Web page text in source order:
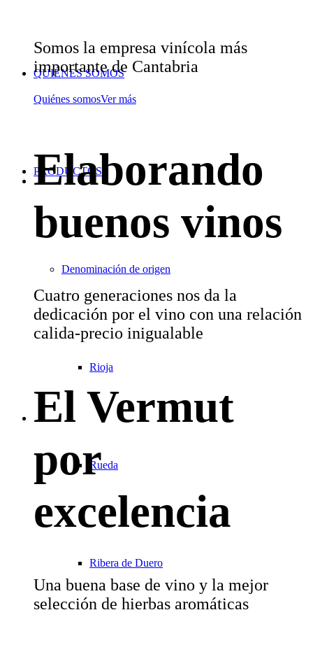
QUIÉNES SOMOS
PRODUCTOS
Denominación de origen
Rioja
Rueda
Ribera de Duero
Somos la empresa vinícola más
importante de Cantabria
Quiénes somosVer más
Elaborando
buenos vinos
Cuatro generaciones nos da la
dedicación por el vino con una relación
calida-precio inigualable
El Vermut
por
excelencia
Una buena base de vino y la mejor
selección de hierbas aromáticas